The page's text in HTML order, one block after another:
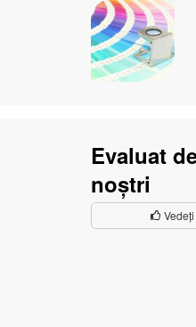
Evaluat
noștri